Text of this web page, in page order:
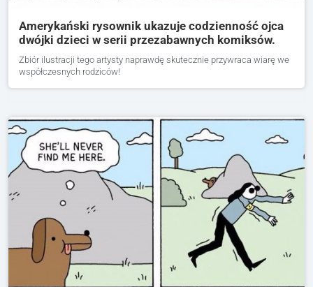
Amerykański rysownik ukazuje codzienność ojca
dwójki dzieci w serii przezabawnych komiksów.
Zbiór ilustracji tego artysty naprawdę skutecznie przywraca wiarę we
współczesnych rodziców!